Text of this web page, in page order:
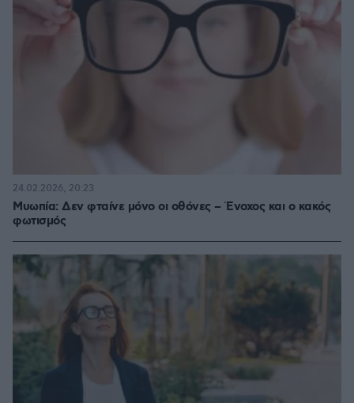
Μυωπία: Δεν φταίνε μόνο οι οθόνες – Ένοχος και ο κακός
φωτισμός
24.02.2026, 20:23